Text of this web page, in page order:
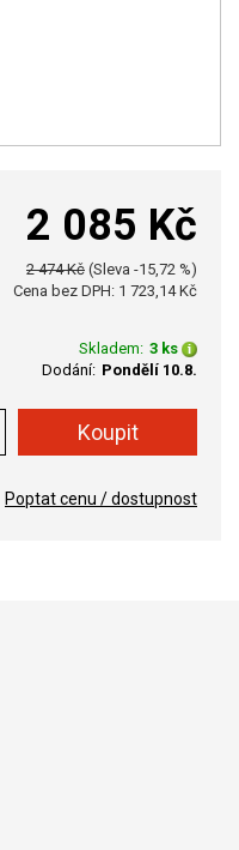
2 085 Kč
2 474 Kč (Sleva -15,72 %)
Cena bez DPH: 1 723,14 Kč
Skladem: 3 ks
Dodání: Pondělí 10.8.
Poptat cenu / dostupnost